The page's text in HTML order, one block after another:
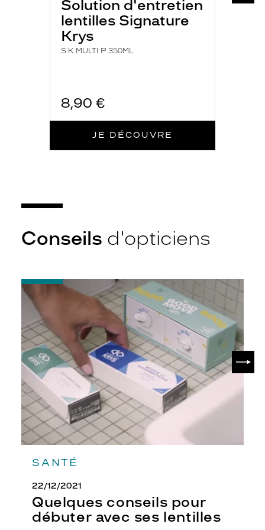
Solution d'entretien
lentilles Signature
Krys
S.K MULTI P 350ML
8,90 €
JE DÉCOUVRE
Conseils d'opticiens
SANTÉ
22/12/2021
Quelques conseils pour
débuter avec ses lentilles
-
Quelques
conseils
pour
débuter
avec
ses
lentilles